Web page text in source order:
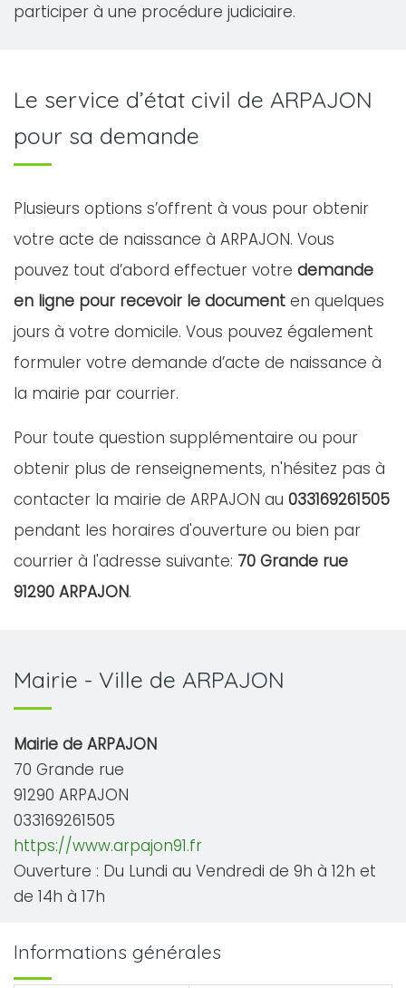
participer à une procédure judiciaire.
Le service d’état civil de ARPAJON
pour sa demande
Plusieurs options s’offrent à vous pour obtenir
votre acte de naissance à ARPAJON. Vous
pouvez tout d’abord effectuer votre demande
en ligne pour recevoir le document en quelques
jours à votre domicile. Vous pouvez également
formuler votre demande d’acte de naissance à
la mairie par courrier.
Pour toute question supplémentaire ou pour
obtenir plus de renseignements, n'hésitez pas à
contacter la mairie de ARPAJON au 033169261505
pendant les horaires d'ouverture ou bien par
courrier à l'adresse suivante: 70 Grande rue
91290 ARPAJON.
Mairie - Ville de ARPAJON
Mairie de ARPAJON
70 Grande rue
91290 ARPAJON
033169261505
https://www.arpajon91.fr
Ouverture : Du Lundi au Vendredi de 9h à 12h et
de 14h à 17h
Informations générales